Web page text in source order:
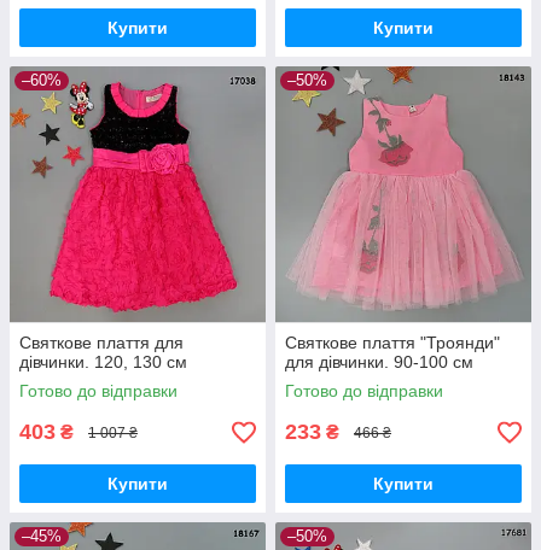
Купити Купити
–60%
Святкове плаття для
дівчинки. 120, 130 см
Готово до відправки
403 ₴ 1 007 ₴
Купити
–50%
Святкове плаття "Троянди"
для дівчинки. 90-100 см
Готово до відправки
233 ₴ 466 ₴
Купити
–45% –50%